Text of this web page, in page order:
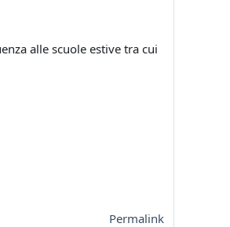
alle scuole estive tra cui
Permalink